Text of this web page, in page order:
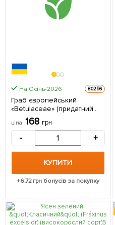
На Осінь-2026 80256
Граб європейський
«Betulaceae» (придатний
для бонсай,
тіньовиносливий) висота
упаковці
ціна 168 грн
- +
КУПИТИ
+6.72грн бонусів за покупку